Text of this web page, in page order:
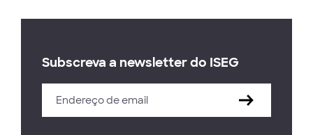
Subscreva a newsletter do ISEG